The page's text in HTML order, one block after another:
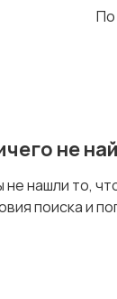
По
не
не нашли то,
поиска и